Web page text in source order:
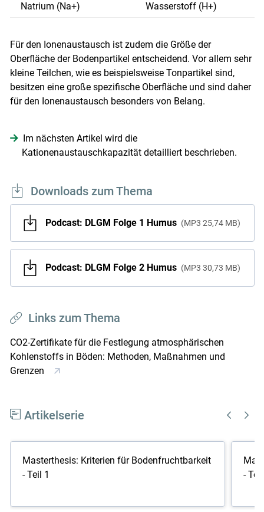
Natrium (Na+)
Wasserstoff (H+)
Für den Ionenaustausch ist zudem die Größe der
Oberfläche der Bodenpartikel entscheidend. Vor allem sehr
kleine Teilchen, wie es beispielsweise Tonpartikel sind,
besitzen eine große spezifische Oberfläche und sind daher
für den Ionenaustausch besonders von Belang.
Im nächsten Artikel wird die
Kationenaustauschkapazität detailliert beschrieben.
Downloads zum Thema
Podcast: DLGM Folge 1 Humus MP3 25,74 MB
Podcast: DLGM Folge 2 Humus MP3 30,73 MB
Links zum Thema
CO2-Zertifikate für die Festlegung atmosphärischen
Kohlenstoffs in Böden: Methoden, Maßnahmen und
Grenzen
Artikelserie
Masterthesis: Kriterien für Bodenfruchtbarkeit
- Teil 1
-